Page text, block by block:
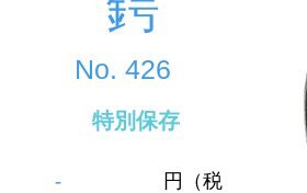
No. 426
特別保存
-
円（税